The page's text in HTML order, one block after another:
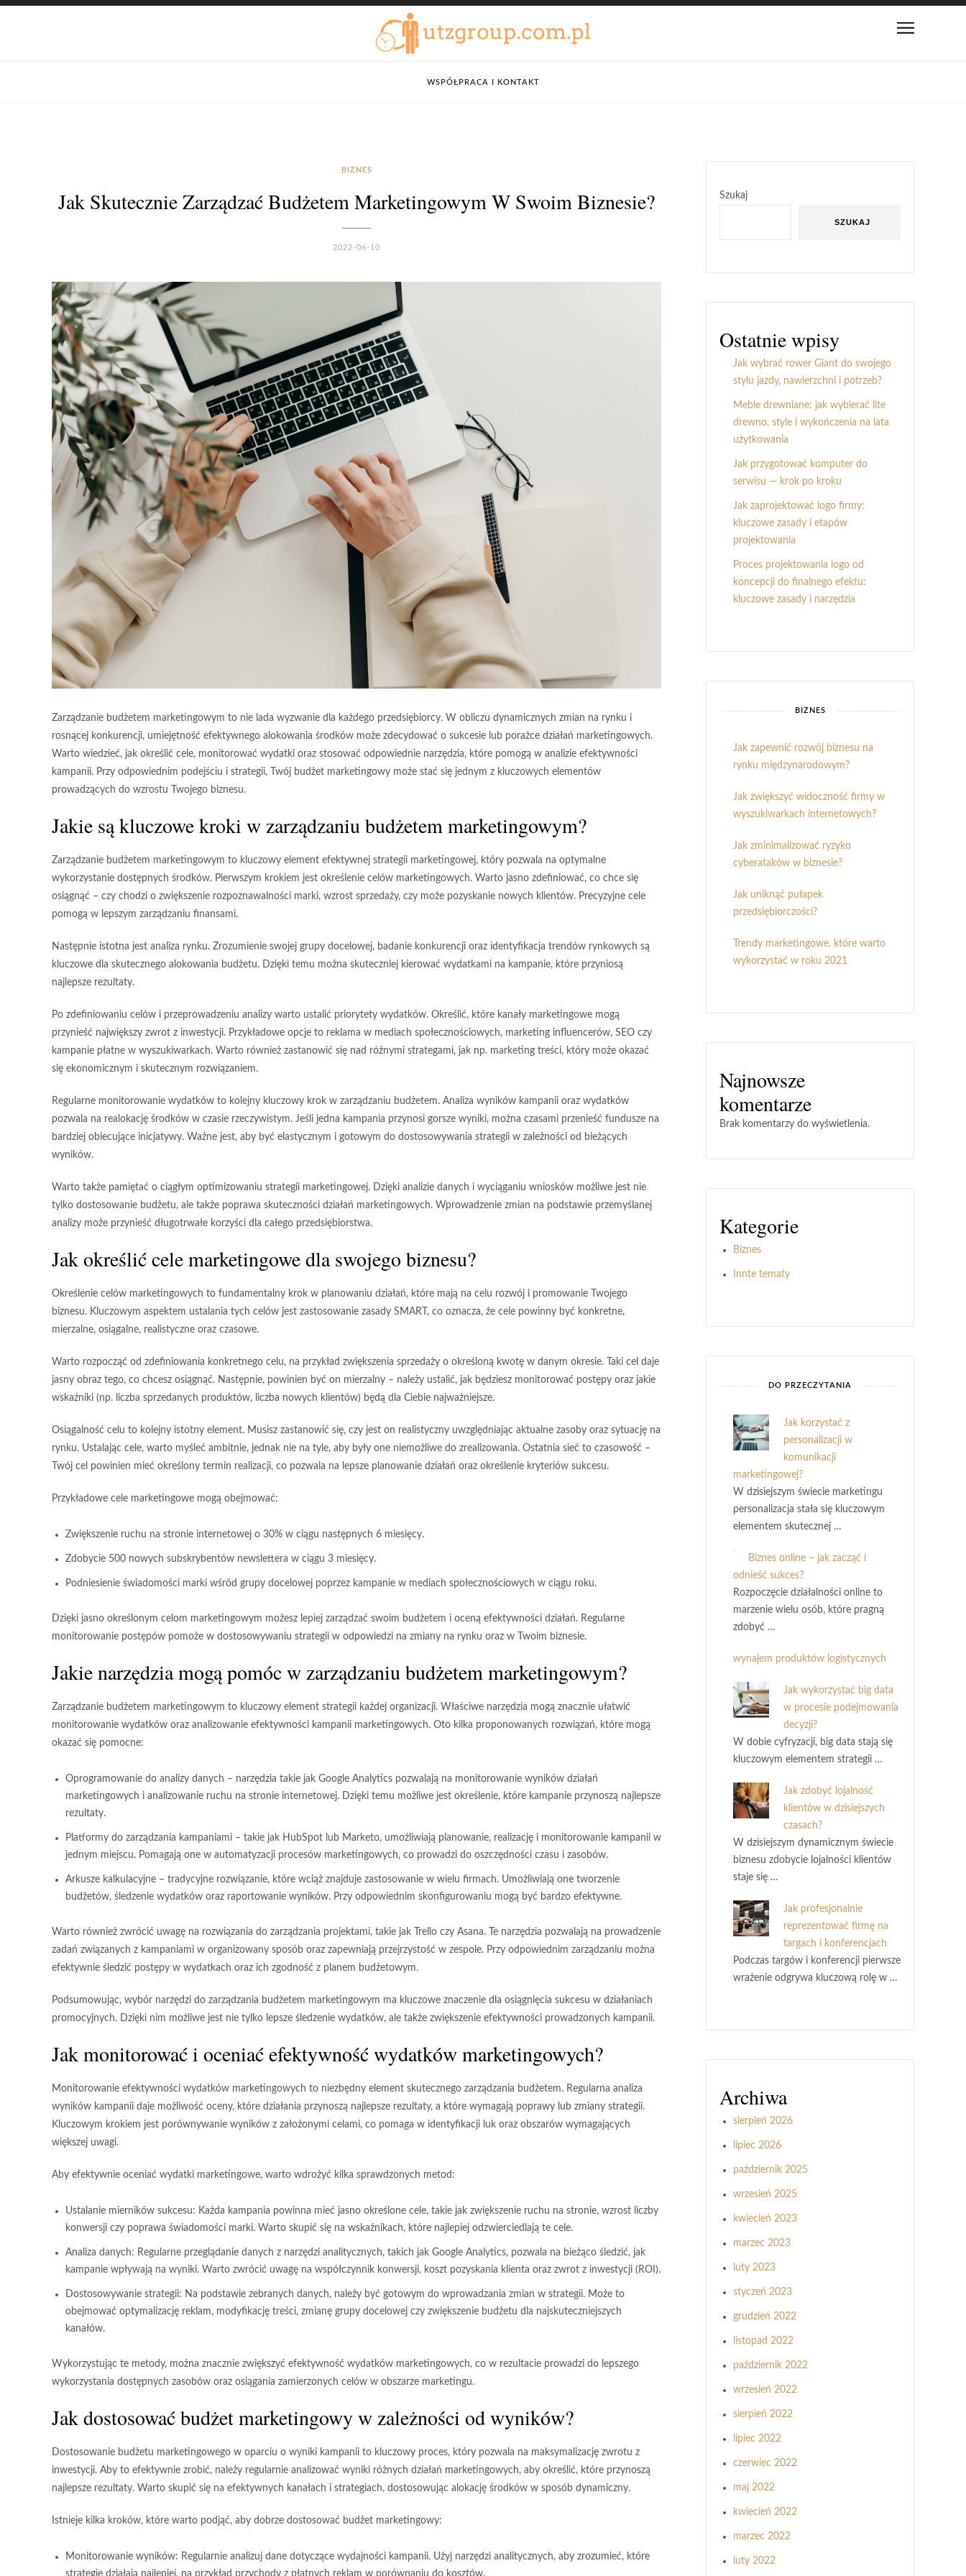
WSPÓŁPRACA I KONTAKT
BIZNES
Jak Skutecznie Zarządzać Budżetem Marketingowym W Swoim Biznesie?
2022-06-10
Zarządzanie budżetem marketingowym to nie lada wyzwanie dla każdego przedsiębiorcy. W obliczu dynamicznych zmian na rynku i
rosnącej konkurencji, umiejętność efektywnego alokowania środków może zdecydować o sukcesie lub porażce działań marketingowych.
Warto wiedzieć, jak określić cele, monitorować wydatki oraz stosować odpowiednie narzędzia, które pomogą w analizie efektywności
kampanii. Przy odpowiednim podejściu i strategii, Twój budżet marketingowy może stać się jednym z kluczowych elementów
prowadzących do wzrostu Twojego biznesu.
Jakie są kluczowe kroki w zarządzaniu budżetem marketingowym?
Zarządzanie budżetem marketingowym to kluczowy element efektywnej strategii marketingowej, który pozwala na optymalne
wykorzystanie dostępnych środków. Pierwszym krokiem jest określenie celów marketingowych. Warto jasno zdefiniować, co chce się
osiągnąć – czy chodzi o zwiększenie rozpoznawalności marki, wzrost sprzedaży, czy może pozyskanie nowych klientów. Precyzyjne cele
pomogą w lepszym zarządzaniu finansami.
Następnie istotna jest analiza rynku. Zrozumienie swojej grupy docelowej, badanie konkurencji oraz identyfikacja trendów rynkowych są
kluczowe dla skutecznego alokowania budżetu. Dzięki temu można skuteczniej kierować wydatkami na kampanie, które przyniosą
najlepsze rezultaty.
Po zdefiniowaniu celów i przeprowadzeniu analizy warto ustalić priorytety wydatków. Określić, które kanały marketingowe mogą
przynieść największy zwrot z inwestycji. Przykładowe opcje to reklama w mediach społecznościowych, marketing influencerów, SEO czy
kampanie płatne w wyszukiwarkach. Warto również zastanowić się nad różnymi strategami, jak np. marketing treści, który może okazać
się ekonomicznym i skutecznym rozwiązaniem.
Regularne monitorowanie wydatków to kolejny kluczowy krok w zarządzaniu budżetem. Analiza wyników kampanii oraz wydatków
pozwala na realokację środków w czasie rzeczywistym. Jeśli jedna kampania przynosi gorsze wyniki, można czasami przenieść fundusze na
bardziej obiecujące inicjatywy. Ważne jest, aby być elastycznym i gotowym do dostosowywania strategii w zależności od bieżących
wyników.
Warto także pamiętać o ciągłym optimizowaniu strategii marketingowej. Dzięki analizie danych i wyciąganiu wniosków możliwe jest nie
tylko dostosowanie budżetu, ale także poprawa skuteczności działań marketingowych. Wprowadzenie zmian na podstawie przemyślanej
analizy może przynieść długotrwałe korzyści dla całego przedsiębiorstwa.
Jak określić cele marketingowe dla swojego biznesu?
Określenie celów marketingowych to fundamentalny krok w planowaniu działań, które mają na celu rozwój i promowanie Twojego
biznesu. Kluczowym aspektem ustalania tych celów jest zastosowanie zasady SMART, co oznacza, że cele powinny być konkretne,
mierzalne, osiągalne, realistyczne oraz czasowe.
Warto rozpocząć od zdefiniowania konkretnego celu, na przykład zwiększenia sprzedaży o określoną kwotę w danym okresie. Taki cel daje
jasny obraz tego, co chcesz osiągnąć. Następnie, powinien być on mierzalny – należy ustalić, jak będziesz monitorować postępy oraz jakie
wskaźniki (np. liczba sprzedanych produktów, liczba nowych klientów) będą dla Ciebie najważniejsze.
Osiągalność celu to kolejny istotny element. Musisz zastanowić się, czy jest on realistyczny uwzględniając aktualne zasoby oraz sytuację na
rynku. Ustalając cele, warto myśleć ambitnie, jednak nie na tyle, aby były one niemożliwe do zrealizowania. Ostatnia sieć to czasowość –
Twój cel powinien mieć określony termin realizacji, co pozwala na lepsze planowanie działań oraz określenie kryteriów sukcesu.
Przykładowe cele marketingowe mogą obejmować:
Zwiększenie ruchu na stronie internetowej o 30% w ciągu następnych 6 miesięcy.
Zdobycie 500 nowych subskrybentów newslettera w ciągu 3 miesięcy.
Podniesienie świadomości marki wśród grupy docelowej poprzez kampanie w mediach społecznościowych w ciągu roku.
Dzięki jasno określonym celom marketingowym możesz lepiej zarządzać swoim budżetem i oceną efektywności działań. Regularne
monitorowanie postępów pomoże w dostosowywaniu strategii w odpowiedzi na zmiany na rynku oraz w Twoim biznesie.
Jakie narzędzia mogą pomóc w zarządzaniu budżetem marketingowym?
Zarządzanie budżetem marketingowym to kluczowy element strategii każdej organizacji. Właściwe narzędzia mogą znacznie ułatwić
monitorowanie wydatków oraz analizowanie efektywności kampanii marketingowych. Oto kilka proponowanych rozwiązań, które mogą
okazać się pomocne:
Oprogramowanie do analizy danych – narzędzia takie jak Google Analytics pozwalają na monitorowanie wyników działań
marketingowych i analizowanie ruchu na stronie internetowej. Dzięki temu możliwe jest określenie, które kampanie przynoszą najlepsze
rezultaty.
Platformy do zarządzania kampaniami – takie jak HubSpot lub Marketo, umożliwiają planowanie, realizację i monitorowanie kampanii w
jednym miejscu. Pomagają one w automatyzacji procesów marketingowych, co prowadzi do oszczędności czasu i zasobów.
Arkusze kalkulacyjne – tradycyjne rozwiązanie, które wciąż znajduje zastosowanie w wielu firmach. Umożliwiają one tworzenie
budżetów, śledzenie wydatków oraz raportowanie wyników. Przy odpowiednim skonfigurowaniu mogą być bardzo efektywne.
Warto również zwrócić uwagę na rozwiązania do zarządzania projektami, takie jak Trello czy Asana. Te narzędzia pozwalają na prowadzenie
zadań związanych z kampaniami w organizowany sposób oraz zapewniają przejrzystość w zespole. Przy odpowiednim zarządzaniu można
efektywnie śledzić postępy w wydatkach oraz ich zgodność z planem budżetowym.
Podsumowując, wybór narzędzi do zarządzania budżetem marketingowym ma kluczowe znaczenie dla osiągnięcia sukcesu w działaniach
promocyjnych. Dzięki nim możliwe jest nie tylko lepsze śledzenie wydatków, ale także zwiększenie efektywności prowadzonych kampanii.
Jak monitorować i oceniać efektywność wydatków marketingowych?
Monitorowanie efektywności wydatków marketingowych to niezbędny element skutecznego zarządzania budżetem. Regularna analiza
wyników kampanii daje możliwość oceny, które działania przynoszą najlepsze rezultaty, a które wymagają poprawy lub zmiany strategii.
Kluczowym krokiem jest porównywanie wyników z założonymi celami, co pomaga w identyfikacji luk oraz obszarów wymagających
większej uwagi.
Aby efektywnie oceniać wydatki marketingowe, warto wdrożyć kilka sprawdzonych metod:
Ustalanie mierników sukcesu: Każda kampania powinna mieć jasno określone cele, takie jak zwiększenie ruchu na stronie, wzrost liczby
konwersji czy poprawa świadomości marki. Warto skupić się na wskaźnikach, które najlepiej odzwierciedlają te cele.
Analiza danych: Regularne przeglądanie danych z narzędzi analitycznych, takich jak Google Analytics, pozwala na bieżąco śledzić, jak
kampanie wpływają na wyniki. Warto zwrócić uwagę na współczynnik konwersji, koszt pozyskania klienta oraz zwrot z inwestycji (ROI).
Dostosowywanie strategii: Na podstawie zebranych danych, należy być gotowym do wprowadzania zmian w strategii. Może to
obejmować optymalizację reklam, modyfikację treści, zmianę grupy docelowej czy zwiększenie budżetu dla najskuteczniejszych
kanałów.
Wykorzystując te metody, można znacznie zwiększyć efektywność wydatków marketingowych, co w rezultacie prowadzi do lepszego
wykorzystania dostępnych zasobów oraz osiągania zamierzonych celów w obszarze marketingu.
Jak dostosować budżet marketingowy w zależności od wyników?
Dostosowanie budżetu marketingowego w oparciu o wyniki kampanii to kluczowy proces, który pozwala na maksymalizację zwrotu z
inwestycji. Aby to efektywnie zrobić, należy regularnie analizować wyniki różnych działań marketingowych, aby określić, które przynoszą
najlepsze rezultaty. Warto skupić się na efektywnych kanałach i strategiach, dostosowując alokację środków w sposób dynamiczny.
Istnieje kilka kroków, które warto podjąć, aby dobrze dostosować budżet marketingowy:
Monitorowanie wyników: Regularnie analizuj dane dotyczące wydajności kampanii. Użyj narzędzi analitycznych, aby zrozumieć, które
Szukaj
SZUKAJ
Ostatnie wpisy
Jak wybrać rower Giant do swojego
stylu jazdy, nawierzchni i potrzeb?
Meble drewniane: jak wybierać lite
drewno, style i wykończenia na lata
użytkowania
Jak przygotować komputer do
serwisu — krok po kroku
Jak zaprojektować logo firmy:
kluczowe zasady i etapów
projektowania
Proces projektowania logo od
koncepcji do finalnego efektu:
kluczowe zasady i narzędzia
BIZNES
Jak zapewnić rozwój biznesu na
rynku międzynarodowym?
Jak zwiększyć widoczność firmy w
wyszukiwarkach internetowych?
Jak zminimalizować ryzyko
cyberataków w biznesie?
Jak uniknąć pułapek
przedsiębiorczości?
Trendy marketingowe, które warto
wykorzystać w roku 2021
Najnowsze
komentarze
Brak komentarzy do wyświetlenia.
Kategorie
Biznes
Innte tematy
DO PRZECZYTANIA
Jak korzystać z
personalizacji w
komunikacji
marketingowej?
W dzisiejszym świecie marketingu
personalizacja stała się kluczowym
elementem skutecznej …
Biznes online – jak zacząć i
odnieść sukces?
Rozpoczęcie działalności online to
marzenie wielu osób, które pragną
zdobyć …
wynajem produktów logistycznych
Jak wykorzystać big data
w procesie podejmowania
decyzji?
W dobie cyfryzacji, big data stają się
kluczowym elementem strategii …
Jak zdobyć lojalność
klientów w dzisiejszych
czasach?
W dzisiejszym dynamicznym świecie
biznesu zdobycie lojalności klientów
staje się …
Jak profesjonalnie
reprezentować firmę na
targach i konferencjach
Podczas targów i konferencji pierwsze
wrażenie odgrywa kluczową rolę w …
Archiwa
sierpień 2026
lipiec 2026
październik 2025
wrzesień 2025
kwiecień 2023
marzec 2023
luty 2023
styczeń 2023
grudzień 2022
listopad 2022
październik 2022
wrzesień 2022
sierpień 2022
lipiec 2022
czerwiec 2022
maj 2022
kwiecień 2022
marzec 2022
luty 2022